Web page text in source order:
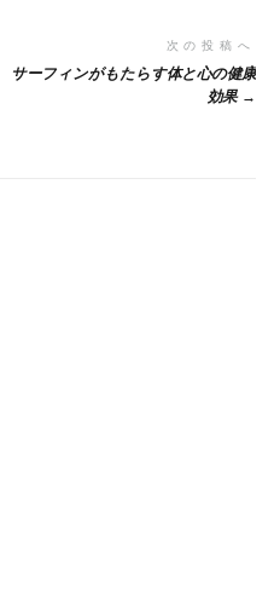
次の投稿へ
サーフィンがもたらす体と心の健康
効果